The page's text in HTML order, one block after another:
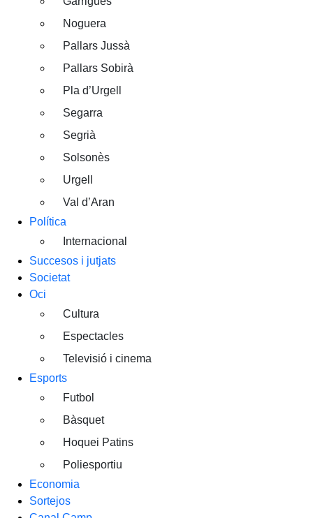
Noguera
Pallars Jussà
Pallars Sobirà
Pla d’Urgell
Segarra
Segrià
Solsonès
Urgell
Val d’Aran
Política
Internacional
Succesos i jutjats
Societat
Oci
Cultura
Espectacles
Televisió i cinema
Esports
Futbol
Bàsquet
Hoquei Patins
Poliesportiu
Economia
Sortejos